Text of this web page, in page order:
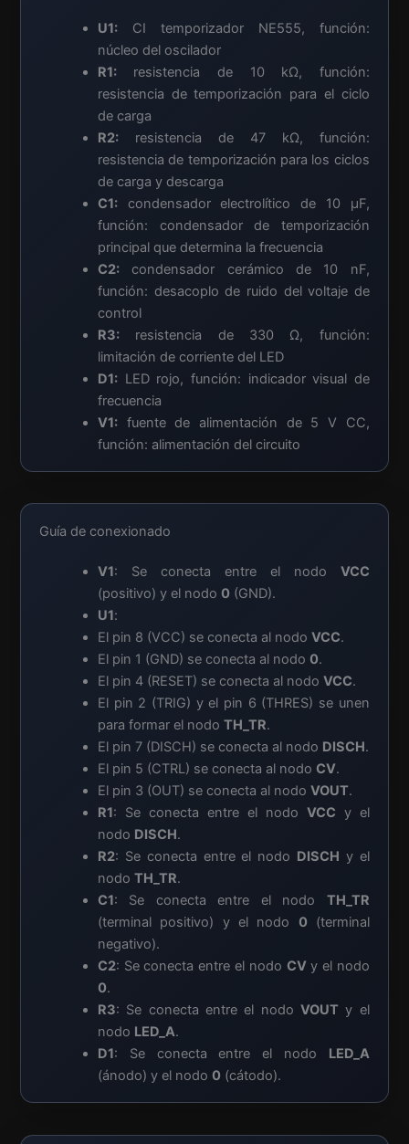
U1:CI temporizador NE555, función:
núcleo del oscilador
R1:resistencia de 10 kΩ, función:
resistencia de temporización para el ciclo
de carga
R2:resistencia de 47 kΩ, función:
resistencia de temporización para los ciclos
de carga y descarga
C1:condensador electrolítico de 10 µF,
función: condensador de temporización
principal que determina la frecuencia
C2:condensador cerámico de 10 nF,
función: desacoplo de ruido del voltaje de
control
R3:resistencia de 330 Ω, función:
limitación de corriente del LED
D1:LED rojo, función: indicador visual de
frecuencia
V1:fuente de alimentación de 5 V CC,
función: alimentación del circuito
Guía de conexionado
V1: Se conecta entre el nodo VCC
(positivo) y el nodo 0(GND).
U1:
El pin 8 (VCC) se conecta al nodo VCC.
El pin 1 (GND) se conecta al nodo 0.
El pin 4 (RESET) se conecta al nodo VCC.
El pin 2 (TRIG) y el pin 6 (THRES) se unen
para formar el nodo TH_TR.
El pin 7 (DISCH) se conecta al nodo DISCH.
El pin 5 (CTRL) se conecta al nodo CV.
El pin 3 (OUT) se conecta al nodo VOUT.
R1: Se conecta entre el nodo VCC y el
nodo DISCH.
R2: Se conecta entre el nodo DISCH y el
nodo TH_TR.
C1: Se conecta entre el nodo TH_TR
(terminal positivo) y el nodo 0(terminal
negativo).
C2: Se conecta entre el nodo CVy el nodo
0.
R3: Se conecta entre el nodoVOUT y el
nodo LED_A.
D1: Se conecta entre el nodo LED_A
(ánodo) y el nodo 0(cátodo).